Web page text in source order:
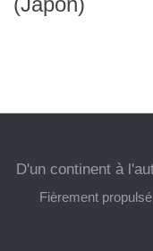
D'un continent à
Fièrement